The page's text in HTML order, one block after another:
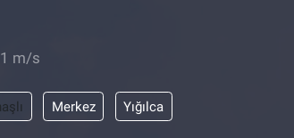
m/s
Merkez Yığılca